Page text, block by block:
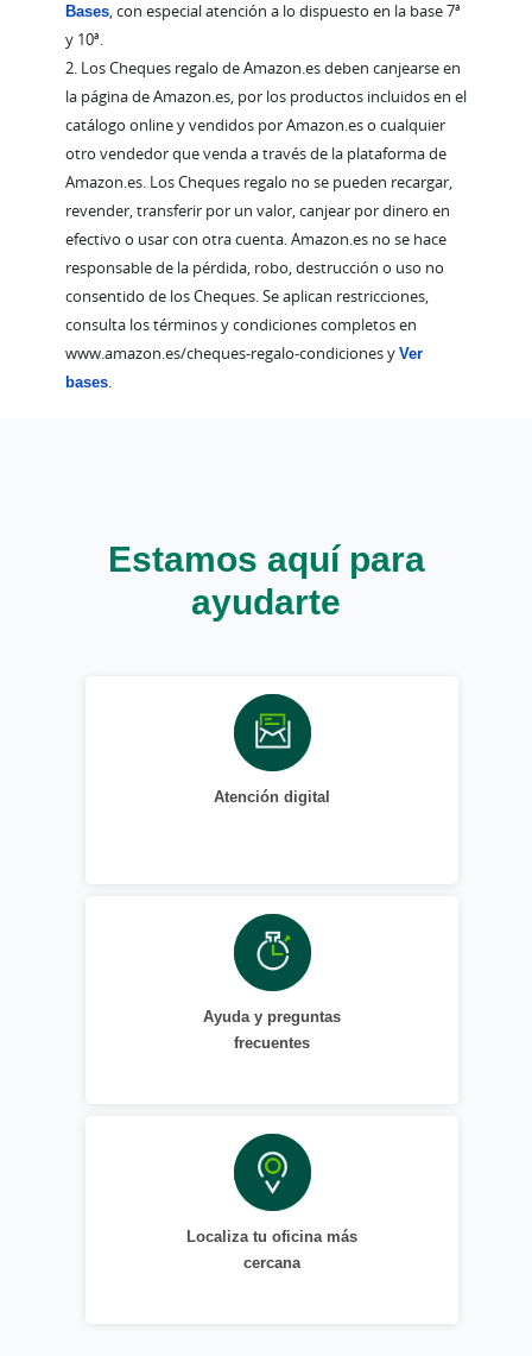
Bases, con especial atención a lo dispuesto en la base 7ª
y 10ª.
2. Los Cheques regalo de Amazon.es deben canjearse en
la página de Amazon.es, por los productos incluidos en el
catálogo online y vendidos por Amazon.es o cualquier
otro vendedor que venda a través de la plataforma de
Amazon.es. Los Cheques regalo no se pueden recargar,
revender, transferir por un valor, canjear por dinero en
efectivo o usar con otra cuenta. Amazon.es no se hace
responsable de la pérdida, robo, destrucción o uso no
consentido de los Cheques. Se aplican restricciones,
consulta los términos y condiciones completos en
www.amazon.es/cheques-regalo-condiciones yVer
bases.
Estamos aquí para
ayudarte
Atención digital
Ayuda y preguntas
frecuentes
Localiza tu oficina más
cercana